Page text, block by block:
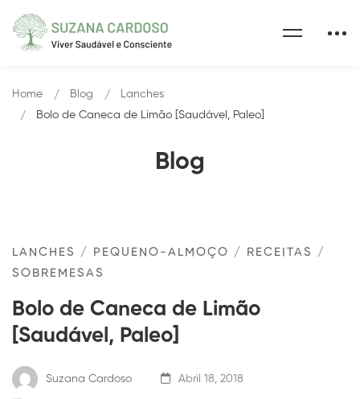
Blog
Home Blog
Lanches
Bolo de Caneca de Limão [Saudável, Paleo]
LANCHES / PEQUENO-ALMOÇO / RECEITAS
/
SOBREMESAS
Bolo de Caneca de Limão
[Saudável, Paleo]
Suzana Cardoso Abril 18, 2018